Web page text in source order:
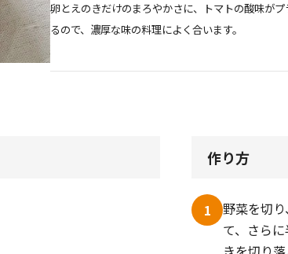
卵とえのきだけのまろやかさに、トマトの酸味が
るので、濃厚な味の料理によく合います。
作り方
1
野菜を切
て、さら